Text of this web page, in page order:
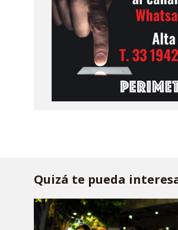
Quizá te pueda